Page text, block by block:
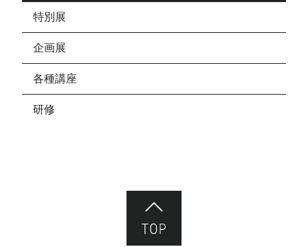
特別展
企画展
各種講座
研修